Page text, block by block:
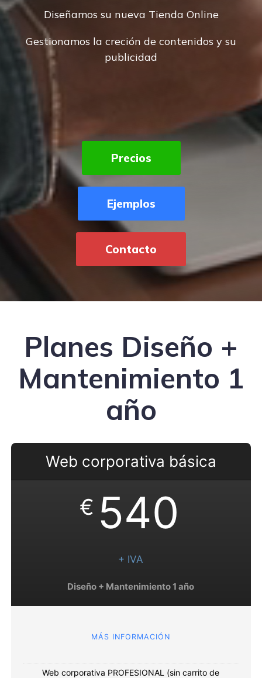
Diseñamos su nueva Tienda Online
Gestionamos la creción de contenidos y su
publicidad
Precios
Ejemplos
Contacto
Planes Diseño +
Mantenimiento 1
año
Web corporativa básica
€ 540
+ IVA
Diseño + Mantenimiento 1 año
MÁS INFORMACIÓN
Web corporativa PROFESIONAL (sin carrito de